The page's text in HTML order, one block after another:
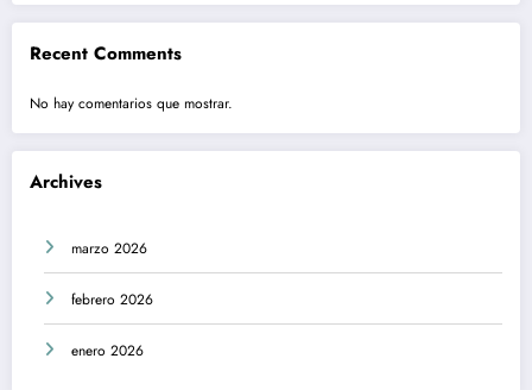
Recent Comments
No hay comentarios que mostrar.
Archives
marzo 2026
febrero 2026
enero 2026